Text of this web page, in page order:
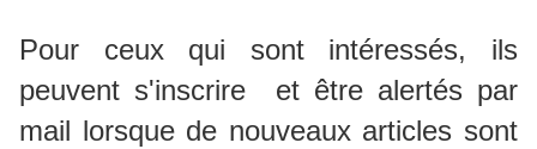
Pour ceux qui sont intéressés, ils
peuvent s'inscrire et être alertés par
mail lorsque de nouveaux articles sont